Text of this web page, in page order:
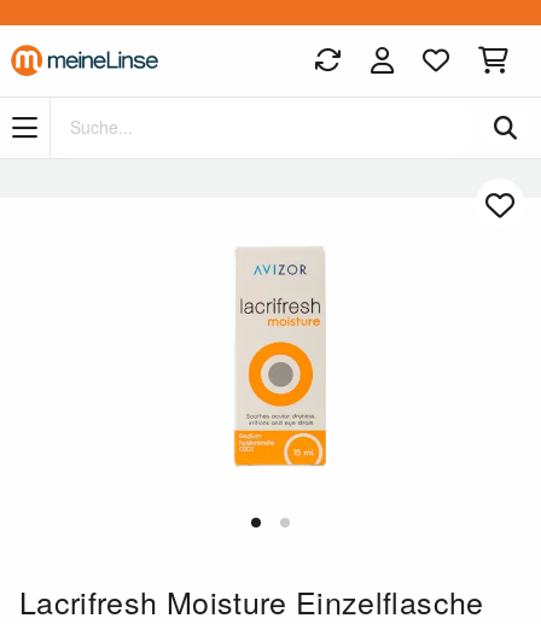
Zum Hauptinhalt springen
Lacrifresh Moisture Einzelflasche